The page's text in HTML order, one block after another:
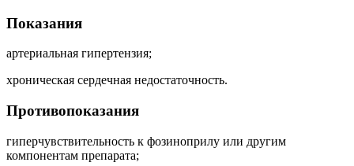
Показания
артериальная гипертензия;
хроническая сердечная недостаточность.
Противопоказания
гиперчувствительность к фозиноприлу или другим
компонентам препарата;